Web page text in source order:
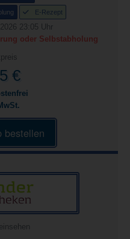
E-Rezept
23:05 Uhr
oder Selbstabholung
€
bestellen